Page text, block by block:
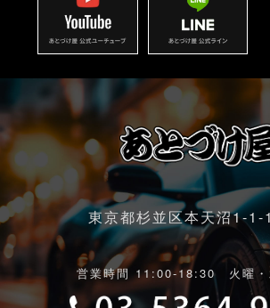
東京都杉並区本天沼1-
営業時間 11:00-18:30 火曜・